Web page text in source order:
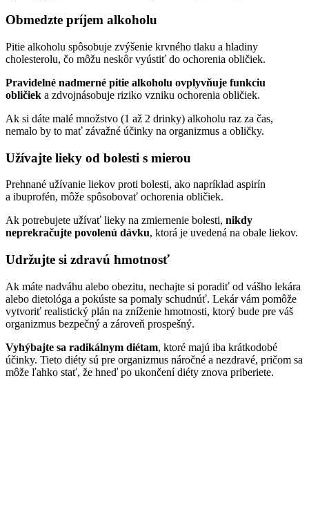
Obmedzte príjem alkoholu
Pitie alkoholu spôsobuje zvýšenie krvného tlaku a hladiny
cholesterolu, čo môžu neskôr vyústiť do ochorenia obličiek.
Pravidelné nadmerné pitie alkoholu ovplyvňuje funkciu
obličiek a zdvojnásobuje riziko vzniku ochorenia obličiek.
Ak si dáte malé množstvo (1 až 2 drinky) alkoholu raz za čas,
nemalo by to mať závažné účinky na organizmus a obličky.
Užívajte lieky od bolesti s mierou
Prehnané užívanie liekov proti bolesti, ako napríklad aspirín
a ibuprofén, môže spôsobovať ochorenia obličiek.
Ak potrebujete užívať lieky na zmiernenie bolesti, nikdy
neprekračujte povolenú dávku, ktorá je uvedená na obale liekov.
Udržujte si zdravú hmotnosť
Ak máte nadváhu alebo obezitu, nechajte si poradiť od vášho lekára
alebo dietológa a pokúste sa pomaly schudnúť. Lekár vám pomôže
vytvoriť realistický plán na zníženie hmotnosti, ktorý bude pre váš
organizmus bezpečný a zároveň prospešný.
Vyhýbajte sa radikálnym diétam, ktoré majú iba krátkodobé
účinky. Tieto diéty sú pre organizmus náročné a nezdravé, pričom sa
môže ľahko stať, že hneď po ukončení diéty znova priberiete.